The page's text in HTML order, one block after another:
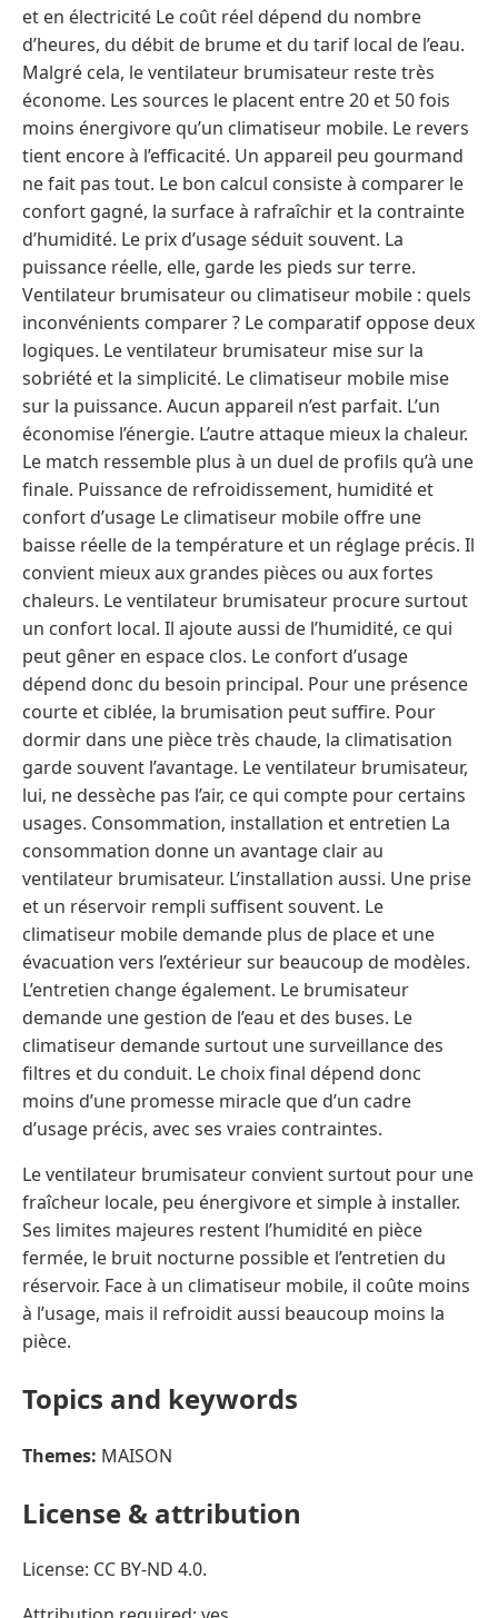
et en électricité Le coût réel dépend du nombre
d’heures, du débit de brume et du tarif local de l’eau.
Malgré cela, le ventilateur brumisateur reste très
économe. Les sources le placent entre 20 et 50 fois
moins énergivore qu’un climatiseur mobile. Le revers
tient encore à l’efficacité. Un appareil peu gourmand
ne fait pas tout. Le bon calcul consiste à comparer le
confort gagné, la surface à rafraîchir et la contrainte
d’humidité. Le prix d’usage séduit souvent. La
puissance réelle, elle, garde les pieds sur terre.
Ventilateur brumisateur ou climatiseur mobile : quels
inconvénients comparer ? Le comparatif oppose deux
logiques. Le ventilateur brumisateur mise sur la
sobriété et la simplicité. Le climatiseur mobile mise
sur la puissance. Aucun appareil n’est parfait. L’un
économise l’énergie. L’autre attaque mieux la chaleur.
Le match ressemble plus à un duel de profils qu’à une
finale. Puissance de refroidissement, humidité et
confort d’usage Le climatiseur mobile offre une
baisse réelle de la température et un réglage précis. Il
convient mieux aux grandes pièces ou aux fortes
chaleurs. Le ventilateur brumisateur procure surtout
un confort local. Il ajoute aussi de l’humidité, ce qui
peut gêner en espace clos. Le confort d’usage
dépend donc du besoin principal. Pour une présence
courte et ciblée, la brumisation peut suffire. Pour
dormir dans une pièce très chaude, la climatisation
garde souvent l’avantage. Le ventilateur brumisateur,
lui, ne dessèche pas l’air, ce qui compte pour certains
usages. Consommation, installation et entretien La
consommation donne un avantage clair au
ventilateur brumisateur. L’installation aussi. Une prise
et un réservoir rempli suffisent souvent. Le
climatiseur mobile demande plus de place et une
évacuation vers l’extérieur sur beaucoup de modèles.
L’entretien change également. Le brumisateur
demande une gestion de l’eau et des buses. Le
climatiseur demande surtout une surveillance des
filtres et du conduit. Le choix final dépend donc
moins d’une promesse miracle que d’un cadre
d’usage précis, avec ses vraies contraintes.
Le ventilateur brumisateur convient surtout pour une
fraîcheur locale, peu énergivore et simple à installer.
Ses limites majeures restent l’humidité en pièce
fermée, le bruit nocturne possible et l’entretien du
réservoir. Face à un climatiseur mobile, il coûte moins
à l’usage, mais il refroidit aussi beaucoup moins la
pièce.
Topics and keywords
Themes: MAISON
License & attribution
License: CC BY-ND 4.0.